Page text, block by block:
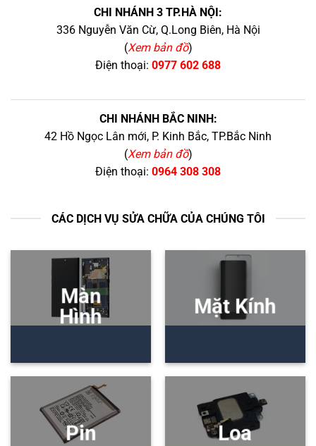
CHI NHÁNH 3 TP.HÀ NỘI:
336 Nguyễn Văn Cừ, Q.Long Biên, Hà Nội
(Xem bản đồ)
Điện thoại: 0977 602 688
CHI NHÁNH BẮC NINH:
42 Hồ Ngọc Lân mới, P. Kinh Bắc, TP.Bắc Ninh
(Xem bản đồ)
Điện thoại: 0964 308 308
CÁC DỊCH VỤ SỬA CHỮA CỦA CHÚNG TÔI
Màn
Hình
Mặt Kính
Pin Loa